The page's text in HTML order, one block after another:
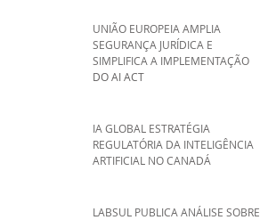
UNIÃO EUROPEIA AMPLIA
SEGURANÇA JURÍDICA E
SIMPLIFICA A IMPLEMENTAÇÃO
DO AI ACT
IA GLOBAL ESTRATÉGIA
REGULATÓRIA DA INTELIGÊNCIA
ARTIFICIAL NO CANADÁ
LABSUL PUBLICA ANÁLISE SOBRE